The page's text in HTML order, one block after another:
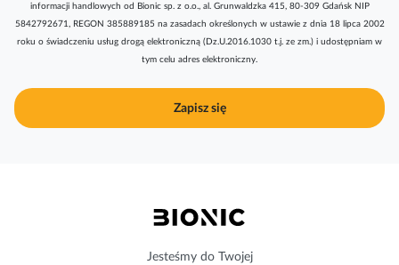
r
y
j
n
Zapisz się
informacji handlowych od Bionic sp. z o.o., al. Grunwaldzka 415, 80-309 Gdańsk NIP
5842792671, REGON 385889185 na zasadach określonych w ustawie z dnia 18 lipca 2002
roku o świadczeniu usług drogą elektroniczną (Dz.U.2016.1030 t.j. ze zm.) i udostępniam w
tym celu adres elektroniczny.
Jesteśmy do Twojej